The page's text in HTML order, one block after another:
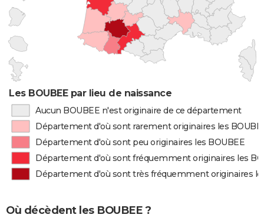
Les BOUBEE par lieu de naissance
Aucun BOUBEE n'est originaire de ce département
Département d'où sont rarement originaires les
Département d'où sont peu originaires les BOUBEE
Département d'où sont fréquemment originaires les
Département d'où sont très fréquemment originaires
Où décèdent les BOUBEE ?